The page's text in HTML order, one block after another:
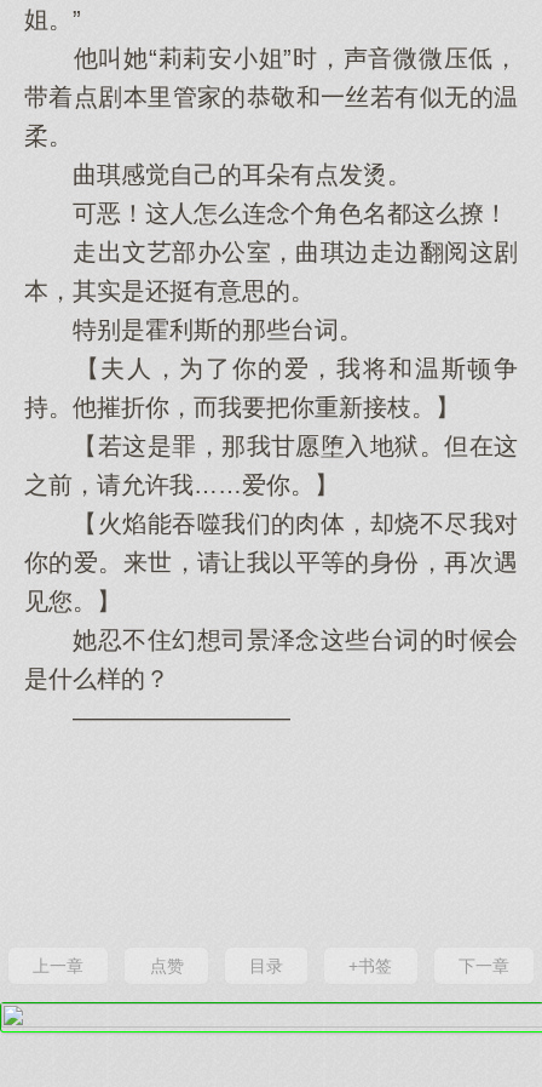
姐。”
他叫她“莉莉安小姐”时，声音微微压低，
带着点剧本里管家的恭敬和一丝若有似无的温
柔。
曲琪感觉自己的耳朵有点发烫。
可恶！这人怎么连念个角色名都这么撩！
走出文艺部办公室，曲琪边走边翻阅这剧
本，其实是还挺有意思的。
特别是霍利斯的那些台词。
【夫人，为了你的爱，我将和温斯顿争
持。他摧折你，而我要把你重新接枝。】
【若这是罪，那我甘愿堕入地狱。但在这
之前，请允许我……爱你。】
【火焰能吞噬我们的肉体，却烧不尽我对
你的爱。来世，请让我以平等的身份，再次遇
见您。】
她忍不住幻想司景泽念这些台词的时候会
是什么样的？
—————————
上一章 点赞 目录 +书签 下一章